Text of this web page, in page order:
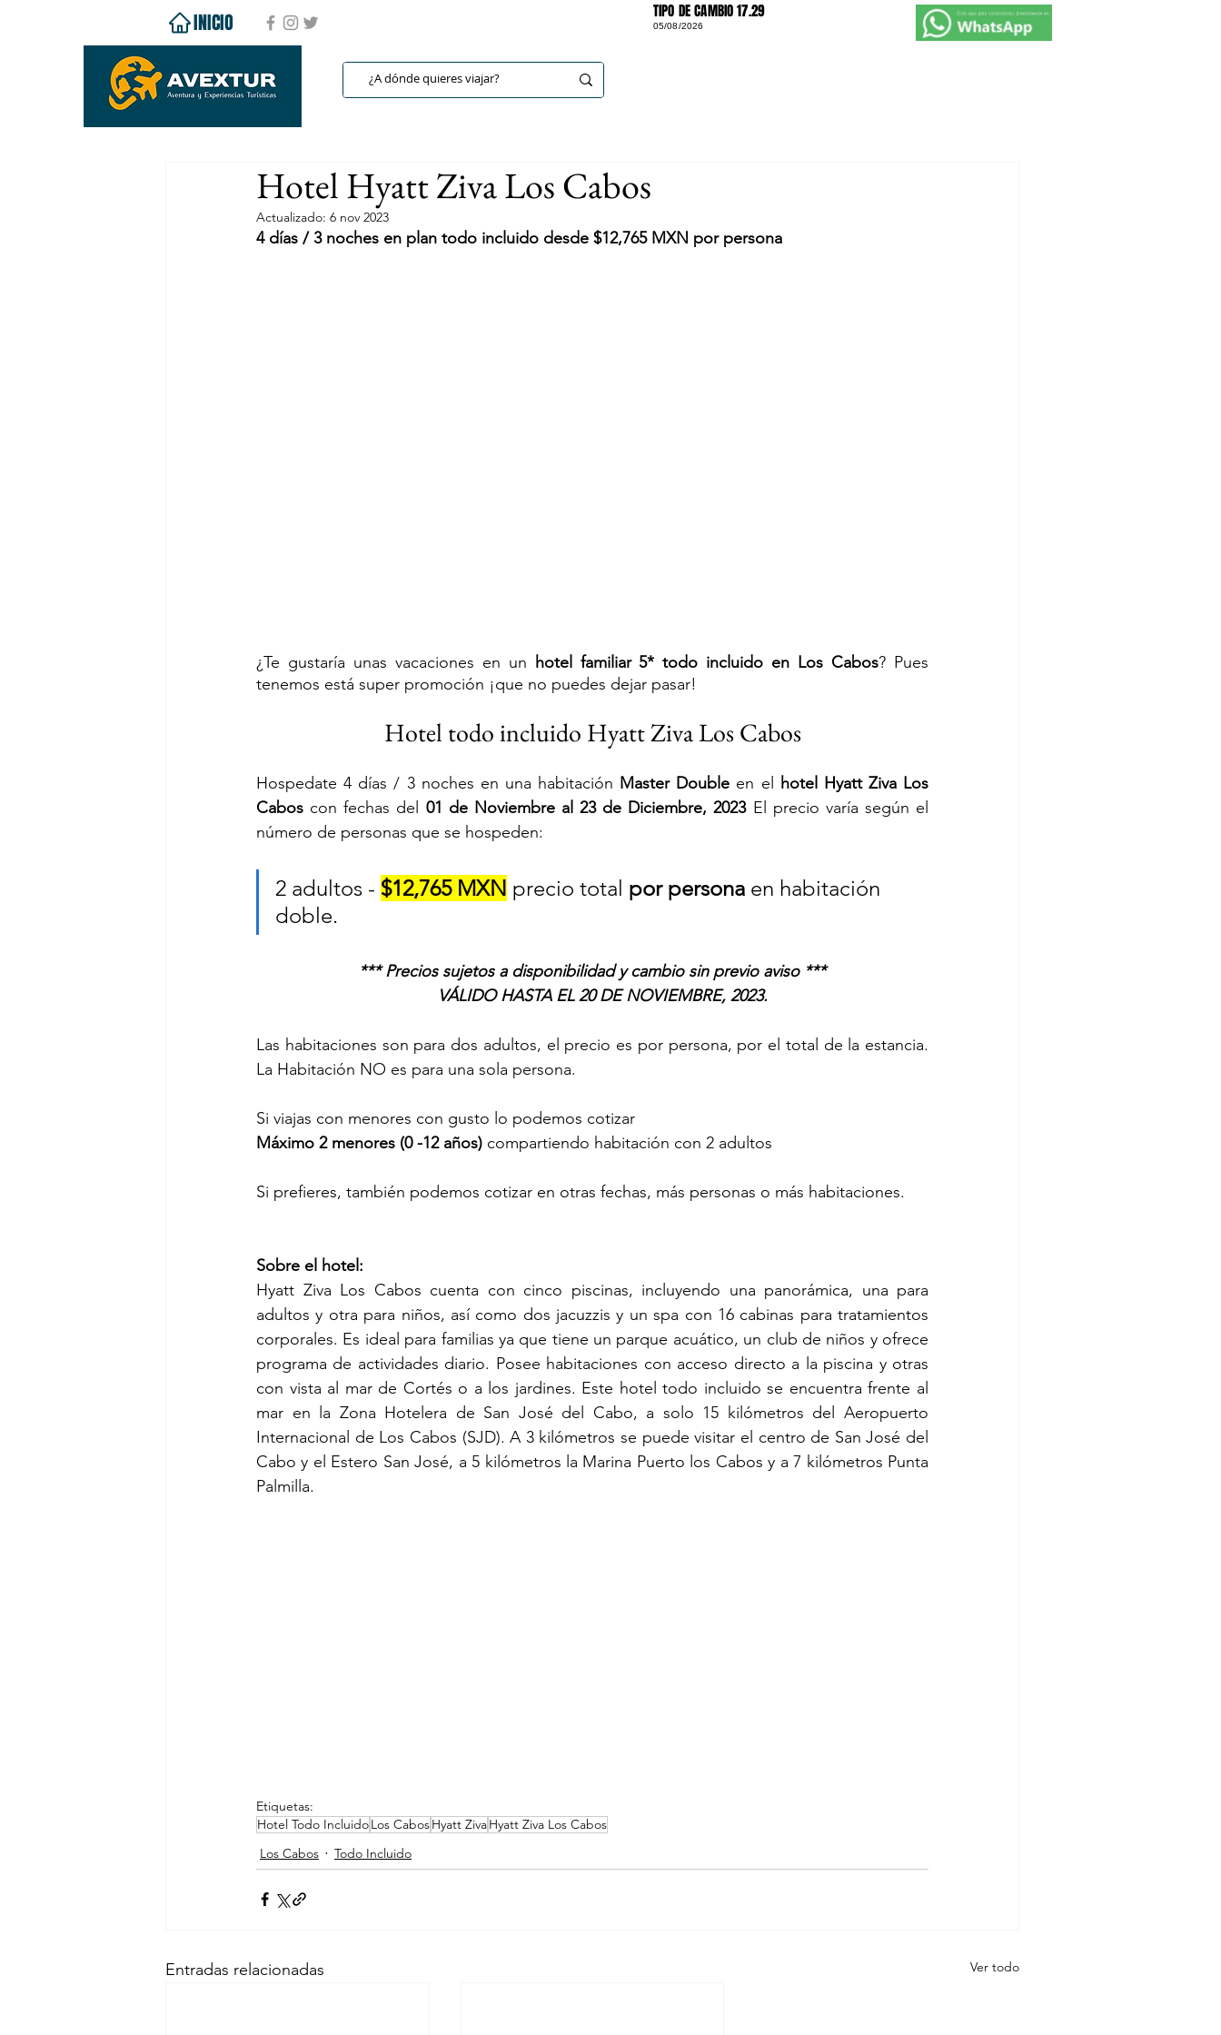
INICIO TIPO DE CAMBIO 17.29
05/08/2026
Hotel Hyatt Ziva Los Cabos
Actualizado: 6 nov 2023
4 días / 3 noches en plan todo incluido desde $12,765 MXN por persona
¿Te gustaría unas vacaciones en un hotel familiar 5* todo incluido en Los Cabos? Pues
tenemos está super promoción ¡que no puedes dejar pasar!
Hotel todo incluido Hyatt Ziva Los Cabos
Hospedate 4 días / 3 noches en una habitación Master Double en el
hotel Hyatt Ziva Los
Cabos con fechas del 01 de Noviembre al 23 de Diciembre, 2023 El precio varía según el
número de personas que se hospeden:
2 adultos - $12,765 MXN precio total por persona en habitación
*** Precios sujetos a disponibilidad y cambio sin previo aviso ***
VÁLIDO HASTA EL 20 DE NOVIEMBRE, 2023.
Las habitaciones son para dos adultos, el precio es por persona, por el total de la estancia.
La Habitación NO es para una sola persona.
Si viajas con menores con gusto lo podemos cotizar
Máximo 2 menores (0 -12 años) compartiendo habitación con 2 adultos
Si prefieres, también podemos cotizar en otras fechas, más personas o más habitaciones.
Sobre el hotel:
Hyatt Ziva Los Cabos cuenta con cinco piscinas, incluyendo una panorámica, una para
adultos y otra para niños, así como dos jacuzzis y un spa con 16 cabinas para tratamientos
corporales. Es ideal para familias ya que tiene un parque acuático, un club de niños y ofrece
programa de actividades diario. Posee habitaciones con acceso directo a la piscina y otras
con vista al mar de Cortés o a los jardines. Este hotel todo incluido se encuentra frente al
mar en la Zona Hotelera de San José del Cabo, a solo 15 kilómetros del Aeropuerto
Internacional de Los Cabos (SJD). A 3 kilómetros se puede visitar el centro de San José del
Cabo y el Estero San José, a 5 kilómetros la Marina Puerto los Cabos y a 7 kilómetros Punta
Palmilla.
Etiquetas:
Hotel Todo IncluidoLos CabosHyatt ZivaHyatt Ziva Los Cabos
Los Cabos
Todo Incluido
Entradas relacionadas Ver todo